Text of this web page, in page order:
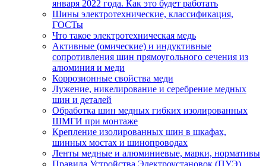
января 2022 года. Как это будет работать
Шины электротехнические, классификация,
ГОСТы
Что такое электротехническая медь
Активные (омические) и индуктивные
сопротивления шин прямоугольного сечения из
алюминия и меди
Коррозионные свойства меди
Лужение, никелирование и серебрение медных
шин и деталей
Обработка шин медных гибких изолированных
ШМГИ при монтаже
Крепление изолированных шин в шкафах,
шинных мостах и шинопроводах
Ленты медные и алюминиевые, марки, нормативы
Правила Устройства Электроустановок (ПУЭ)